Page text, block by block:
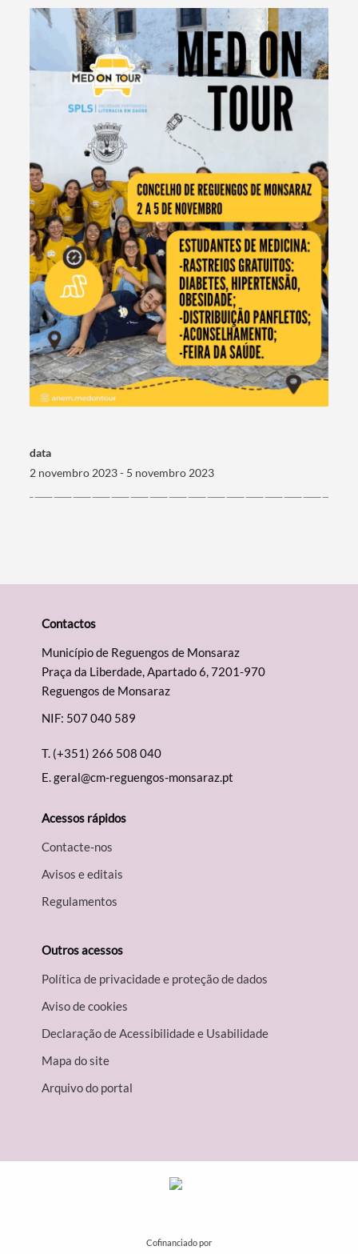
Termo de Pesquisa
Categorias gerais
Filtros
data
2 novembro 2023 - 5 novembro 2023
Contactos
Município de Reguengos de Monsaraz
Praça da Liberdade, Apartado 6, 7201-970
Reguengos de Monsaraz
NIF: 507 040 589
T. (+351) 266 508 040
E.geral@cm-reguengos-monsaraz.pt
Acessos rápidos
Contacte-nos
Avisos e editais
Regulamentos
Outros acessos
Política de privacidade e proteção de dados
Aviso de cookies
Declaração de Acessibilidade e Usabilidade
Mapa do site
Arquivo do portal
Cofinanciado por